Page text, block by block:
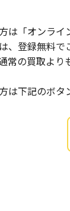
は「オンライ
、登録無料
常の買取よ
は下記のボタ